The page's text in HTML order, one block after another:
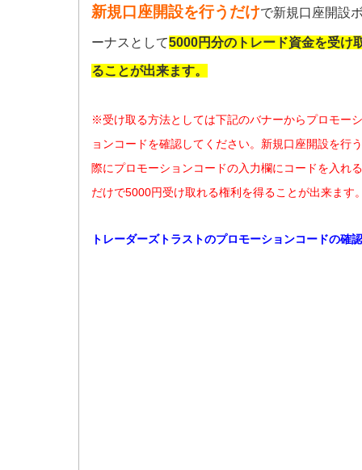
新規口座開設を行うだけで新規口座開設ボ
ーナスとして5000円分のトレード資金を受け
ることが出来ます。
※受け取る方法としては下記のバナーからプロモーシ
ョンコードを確認してください。新規口座開設を行う
際にプロモーションコードの入力欄にコードを入れる
だけで5000円受け取れる権利を得ることが出来ます。
トレーダーズトラストのプロモーションコードの確